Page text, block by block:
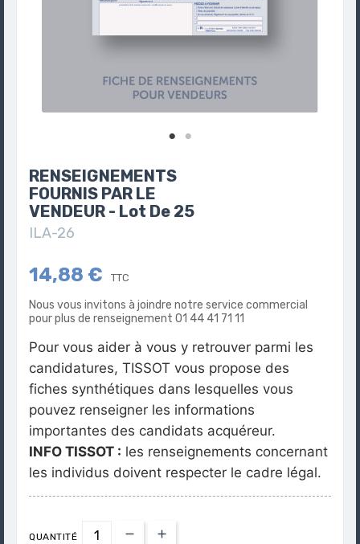
RENSEIGNEMENTS
FOURNIS PAR LE
VENDEUR - Lot De 25
ILA-26
14,88 € TTC
Nous vous invitons à joindre notre service commercial
pour plus de renseignement 01 44 41 71 11
Pour vous aider à vous y retrouver parmi les
candidatures, TISSOT vous propose des
fiches synthétiques dans lesquelles vous
pouvez renseigner les informations
importantes des candidats acquéreur.
INFO TISSOT : les renseignements concernant
les individus doivent respecter le cadre légal.
QUANTITÉ